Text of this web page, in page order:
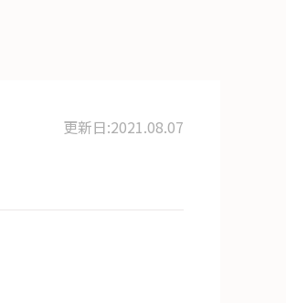
更新日:2021.08.07